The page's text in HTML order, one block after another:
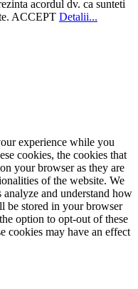
acordul dv. ca sunteti
ACCEPT Detalii...
experience while you
cookies, the cookies that
your browser as they are
of the website. We
and understand how
be stored in your browser
option to opt-out of these
cookies may have an effect